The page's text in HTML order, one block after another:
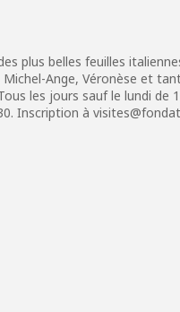
plus belles feuilles
Ange, Véronèse et
les jours sauf le lundi
Inscription à